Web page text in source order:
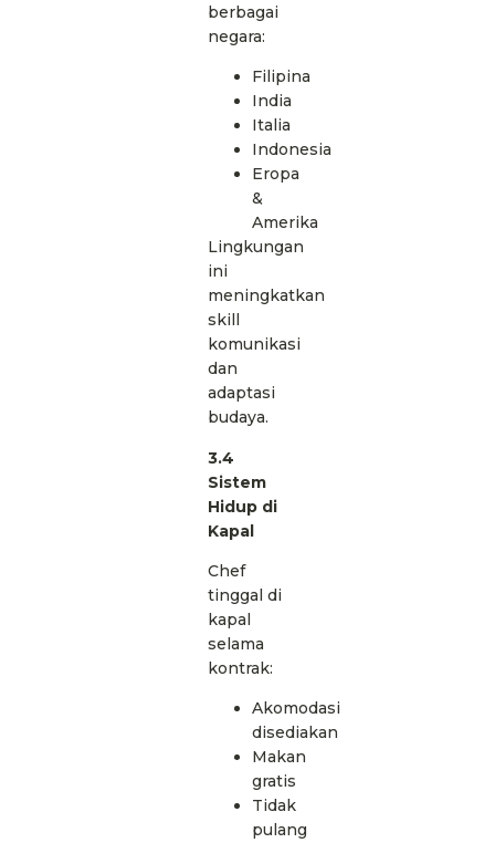
berbagai
negara:
Filipina
India
Italia
Indonesia
Eropa
&
Amerika
Lingkungan
ini
meningkatkan
skill
komunikasi
dan
adaptasi
budaya.
3.4
Sistem
Hidup di
Kapal
Chef
tinggal di
kapal
selama
kontrak:
Akomodasi
disediakan
Makan
gratis
Tidak
pulang